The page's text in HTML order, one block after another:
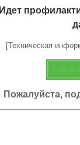
Идет
[Техническая
Пожалуйста,